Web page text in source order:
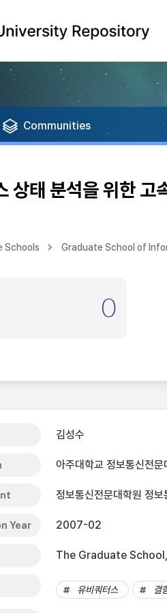
Communities
상태 분석을 위한 고
Schools Graduate School of
0
김성수
아주대학교 정보통신전문
정보통신전문대학원 정보
Year 2007-02
The Graduate
유비쿼터스 결